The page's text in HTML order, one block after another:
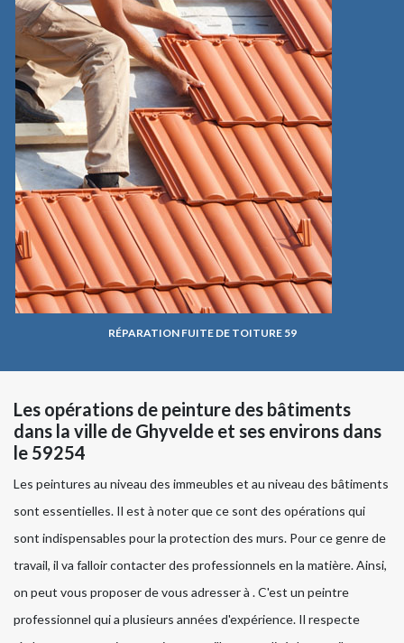
RÉPARATION FUITE DE TOITURE 59
Les opérations de peinture des bâtiments
dans la ville de Ghyvelde et ses environs dans
le 59254
Les peintures au niveau des immeubles et au niveau des bâtiments
sont essentielles. Il est à noter que ce sont des opérations qui
sont indispensables pour la protection des murs. Pour ce genre de
travail, il va falloir contacter des professionnels en la matière. Ainsi,
on peut vous proposer de vous adresser à . C'est un peintre
professionnel qui a plusieurs années d'expérience. Il respecte